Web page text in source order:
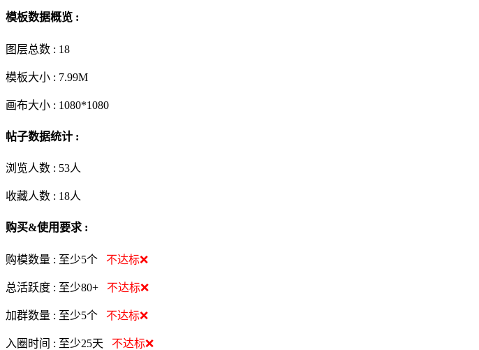
模板数据概览 :
图层总数 : 18
模板大小 : 7.99M
画布大小 : 1080*1080
帖子数据统计 :
浏览人数 : 53人
收藏人数 : 18人
购买&使用要求 :
购模数量 : 至少5个 不达标❌
总活跃度 : 至少80+ 不达标❌
加群数量 : 至少5个 不达标❌
入圈时间 : 至少25天 不达标❌